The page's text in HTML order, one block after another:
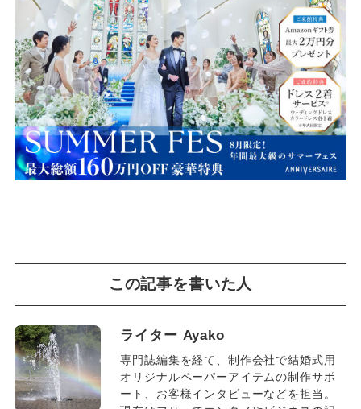
この記事を書いた人
ライター Ayako
専門誌編集を経て、制作会社で結婚式用
オリジナルペーパーアイテムの制作サポ
ート、お客様インタビューなどを担当。